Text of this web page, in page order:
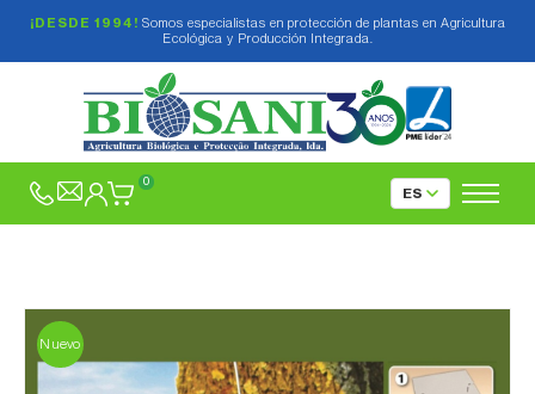
¡DESDE 1994! Somos especialistas en protección de plantas en Agricultura
Ecológica y Producción Integrada.
0
Nuevo